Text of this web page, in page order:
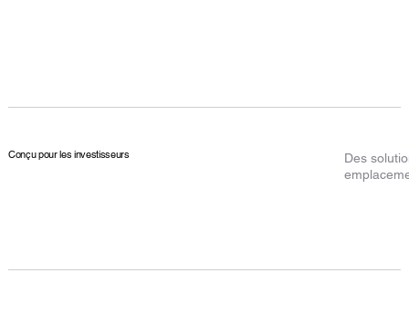
Conçu pour les investisseurs
Des